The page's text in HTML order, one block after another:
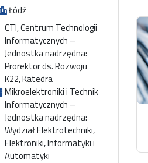
Łódź
CTI, Centrum Technologii
Informatycznych –
Jednostka nadrzędna:
Prorektor ds. Rozwoju
K22, Katedra
Mikroelektroniki i Technik
Informatycznych –
Jednostka nadrzędna:
Wydział Elektrotechniki,
Elektroniki, Informatyki i
Automatyki